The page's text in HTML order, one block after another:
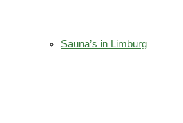
Sauna’s in Limburg